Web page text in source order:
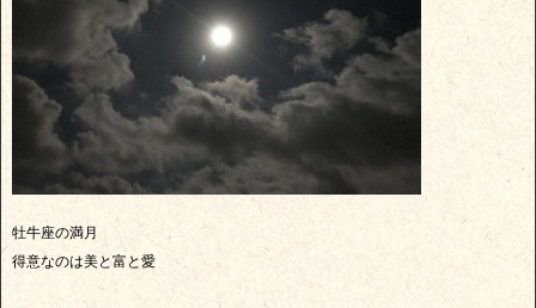
牡牛座の満月
得意なのは美と富と愛